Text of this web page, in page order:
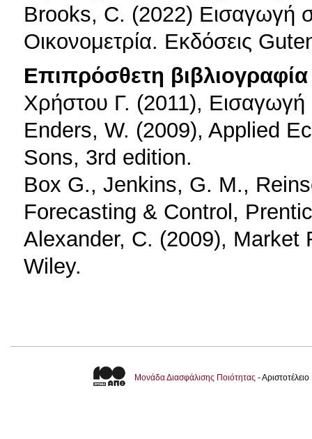
Brooks, C. (2022) Εισαγωγή
Οικονομετρία. Εκδόσεις
Επιπρόσθετη βιβλιογραφία
Xρήστου Γ. (2011), Εισαγωγή
Enders, W. (2009), Applied
Sons, 3rd edition.
Box G., Jenkins, G. M.,
Forecasting & Control,
Alexander, C. (2009), Market
Wiley.
Μονάδα Διασφάλισης Ποιότητας -